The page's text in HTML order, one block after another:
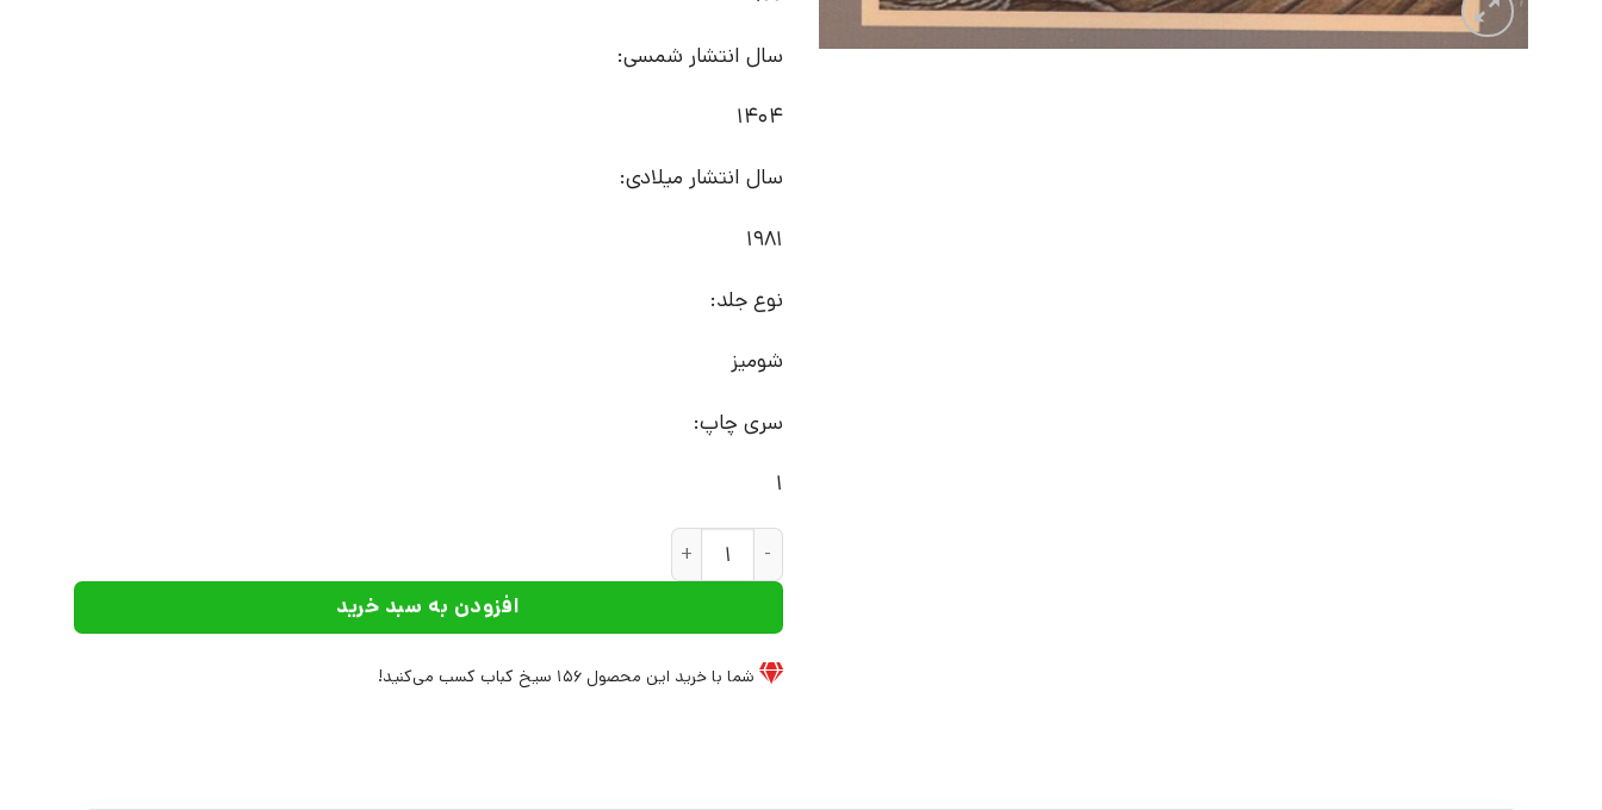
سال انتشار شمسی:
1404
سال انتشار میلادی:
1981
نوع جلد:
شومیز
سری چاپ:
1
کتاب شیر نگهبان ما | انتشارات داژو عدد
افزودن به سبد خرید
شما با خرید این محصول 156 سیخ کباب کسب می‌کنید!